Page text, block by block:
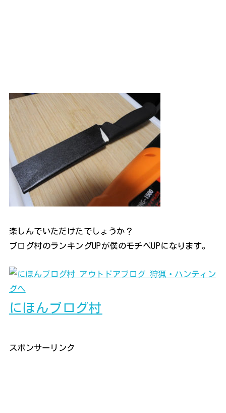
楽しんでいただけたでしょうか？
ブログ村のランキングUPが僕のモチベUPになります。
にほんブログ村
スポンサーリンク